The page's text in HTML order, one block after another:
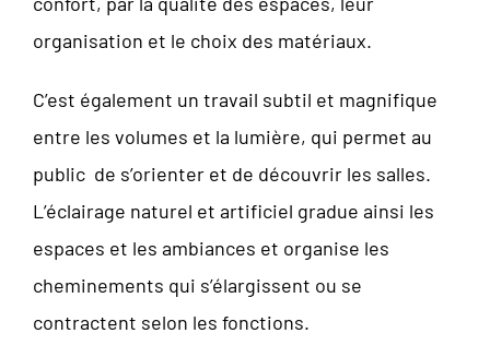
organisation et le choix des matériaux.
C’est également un travail subtil et magnifique
entre les volumes et la lumière, qui permet au
public de s’orienter et de découvrir les salles.
L’éclairage naturel et artificiel gradue ainsi les
espaces et les ambiances et organise les
cheminements qui s’élargissent ou se
contractent selon les fonctions.